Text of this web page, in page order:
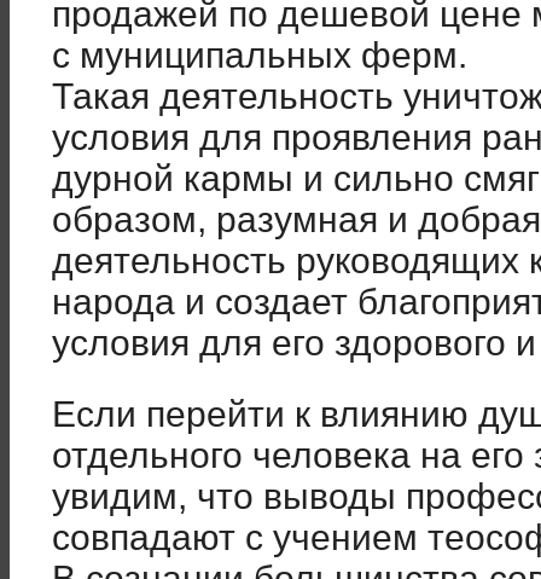
продажей по дешевой цене
с муниципальных ферм.
Такая деятельность
условия для проявления
дурной кармы и сильно
образом, разумная и добрая
деятельность руководящих
народа и создает
условия для его здорового
Если перейти к влиянию
отдельного человека на
увидим, что выводы
совпадают с учением